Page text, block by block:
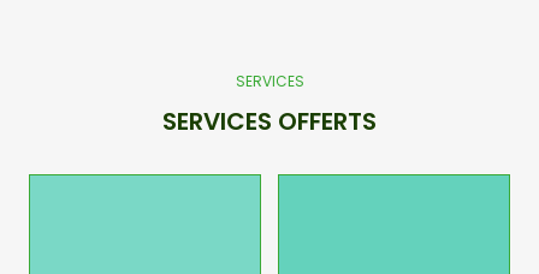
SERVICES
SERVICES OFFERTS
Ingénierie
Fabrication
Grâce à notre